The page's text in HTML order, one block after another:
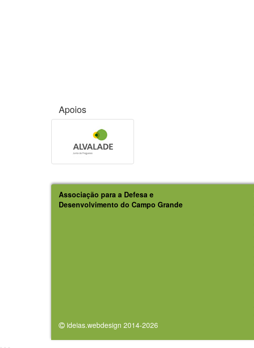
Apoios
Associação para a Defesa e
Desenvolvimento do Campo Grande
ideias.webdesign 2014-2026